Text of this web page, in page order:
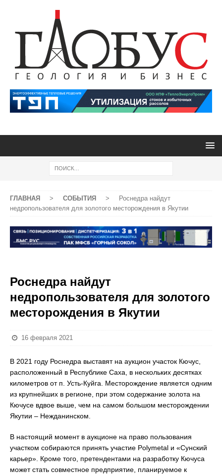
ГЛАВНАЯ > СОБЫТИЯ >
Роснедра найдут
недропользователя для золотого месторождения в Якутии
Роснедра найдут
недропользователя для золотого
месторождения в Якутии
16 февраля 2021
В 2021 году Роснедра выставят на аукцион участок Кючус,
расположенный в Республике Саха, в нескольких десятках
километров от п. Усть-Куйга. Месторождение является одним
из крупнейших в регионе, при этом содержание золота на
Кючусе вдвое выше, чем на самом большом месторождении
Якутии – Нежданинском.
В настоящий момент в аукционе на право пользования
участком собираются принять участие Polymetal и «Сунский
карьер». Кроме того, претендентами на разработку Кючуса
может стать совместное предприятие, планируемое к